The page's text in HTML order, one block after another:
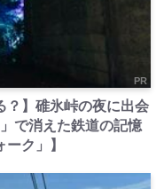
PR
？】碓氷峠の夜に出会
で消えた鉄道の記憶
ク」】